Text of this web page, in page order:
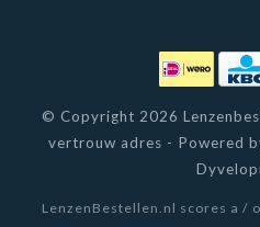
© Copyright 2026
vertrouw adres - Powered
LenzenBestellen.nl scores a /